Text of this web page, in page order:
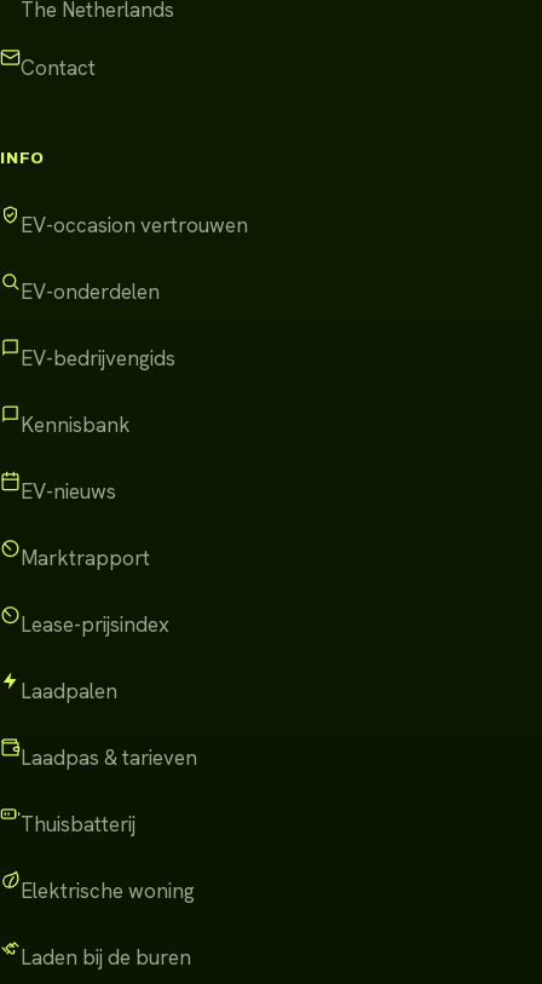
The Netherlands
Contact
INFO
EV-occasion vertrouwen
EV-onderdelen
EV-bedrijvengids
Kennisbank
EV-nieuws
Marktrapport
Lease-prijsindex
Laadpalen
Laadpas & tarieven
Thuisbatterij
Elektrische woning
Laden bij de buren